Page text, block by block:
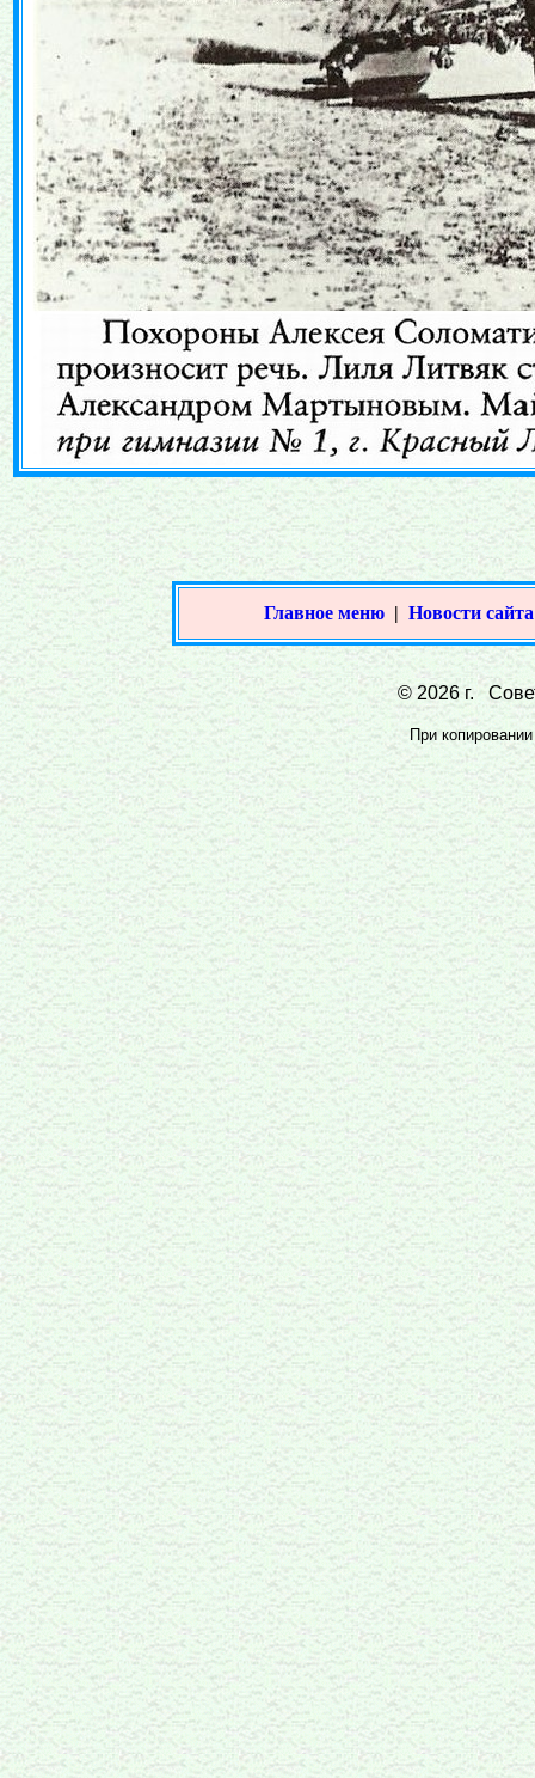
Главное меню | Новости сайта
© 2026 г.
При копировании